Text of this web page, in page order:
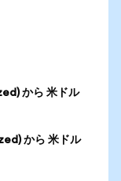
から 米ドル
から 米ドル